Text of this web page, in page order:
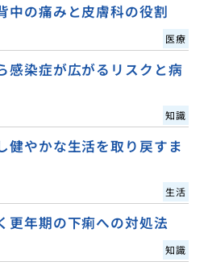
中の痛みと皮膚科の役割
医療
感染症が広がるリスクと病
知識
健やかな生活を取り戻すま
生活
更年期の下痢への対処法
知識